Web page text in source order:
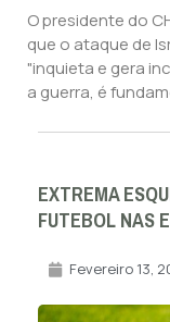
O presidente do
que o ataque de
"inquieta e gera
a guerra, é
EXTREMA
FUTEBOL NAS
Fevereiro 13,